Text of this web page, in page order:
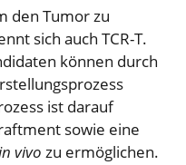
den Tumor zu
sich auch TCR-T.
können durch
ist darauf
sowie eine
vivo zu ermöglichen.